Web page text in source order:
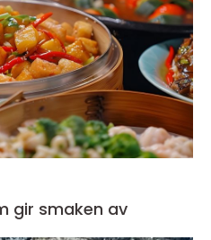
gir smaken av